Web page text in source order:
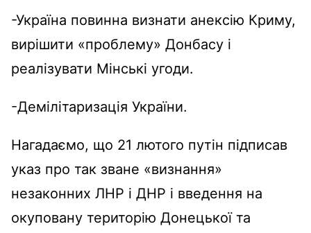
-Україна повинна визнати анексію Криму,
вирішити «проблему» Донбасу і
реалізувати Мінські угоди.
-Демілітаризація України.
Нагадаємо, що 21 лютого путін підписав
указ про так зване «визнання»
незаконних ЛНР і ДНР і введення на
окуповану територію Донецької та